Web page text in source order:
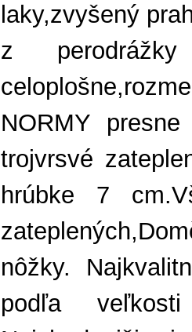
laky,zvyšený
z
NORMY
trojvrsvé
hrúbke 7
nôžky.
podľa